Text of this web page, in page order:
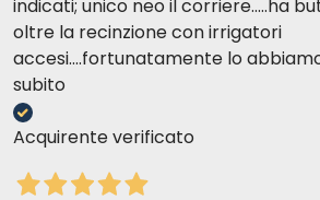
indicati; unico neo il corriere.....ha
oltre la recinzione con irrigatori
accesi....fortunatamente lo
subito
Acquirente verificato